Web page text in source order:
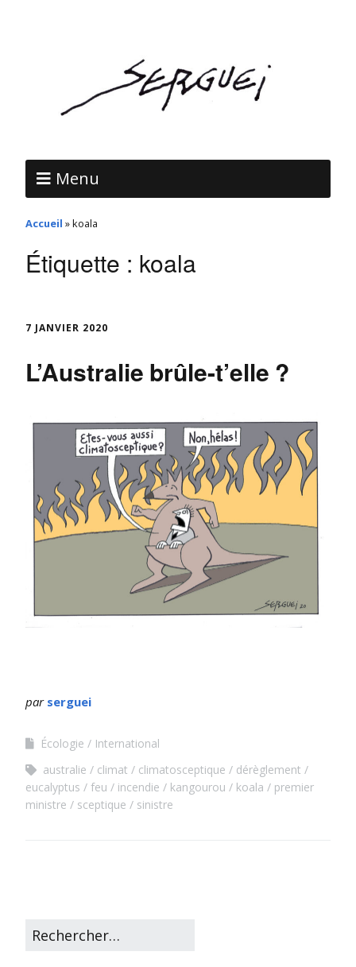
Menu
Accueil »koala
Étiquette : koala
7 JANVIER 2020
L’Australie brûle-t’elle ?
par serguei
Écologie
International
australie
climat climatosceptique
dérèglement
eucalyptus
feu incendie kangourou koala
premier
ministre
sceptique sinistre